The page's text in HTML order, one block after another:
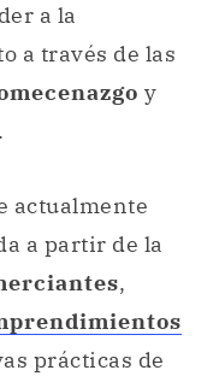
a la
a través de las
y
.
actualmente
a partir de la
,
prácticas de